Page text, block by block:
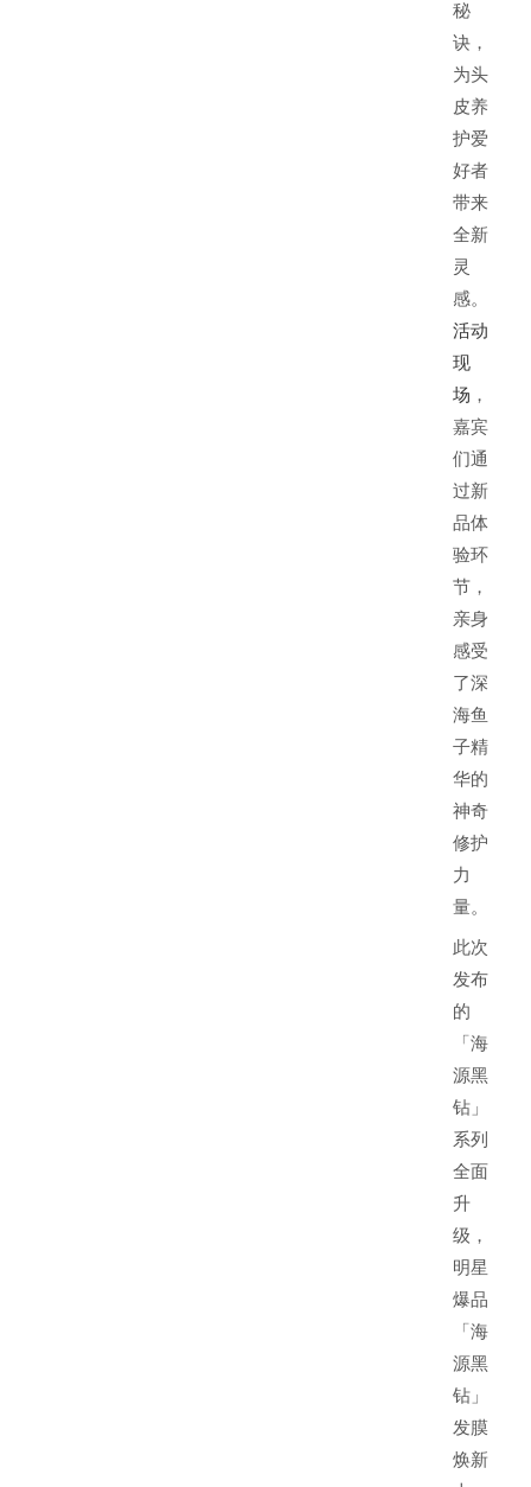
秘
诀，
为头
皮养
护爱
好者
带来
全新
灵
感。
活动
现
场 ，
嘉宾
们通
过新
品体
验环
节，
亲身
感受
了深
海鱼
子精
华的
神奇
修护
力
量。
此次
发布
的
「海
源黑
钻」
系列
全面
升
级，
明星
爆品
「海
源黑
钻」
发膜
焕新